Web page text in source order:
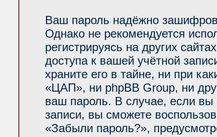
Ваш пароль надёжно
Однако не рекомендуется
регистрируясь на других
доступа к вашей учётной
храните его в тайне, ни при
«ЦАП», ни phpBB Group, ни
ваш пароль. В случае, если вы
записи, вы сможете
«Забыли пароль?»,